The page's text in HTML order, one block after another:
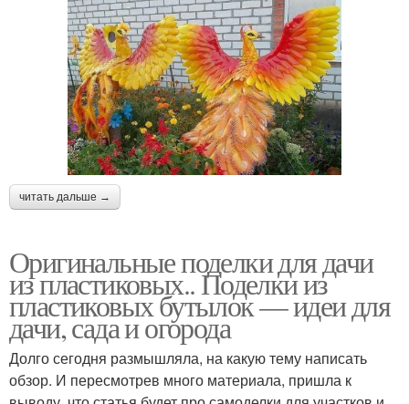
читать дальше →
Оригинальные поделки для дачи
из пластиковых.. Поделки из
пластиковых бутылок — идеи для
дачи, сада и огорода
Долго сегодня размышляла, на какую тему написать
обзор. И пересмотрев много материала, пришла к